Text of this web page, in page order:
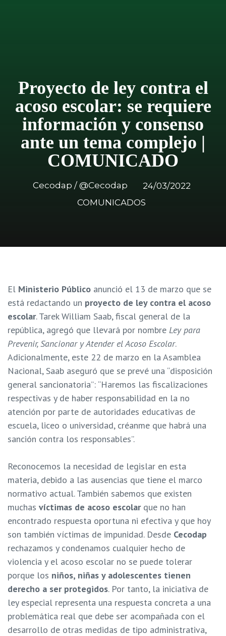
Proyecto de ley contra el
acoso escolar: se requiere
información y consenso
ante un tema complejo |
COMUNICADO
Cecodap / @Cecodap
24/03/2022
COMUNICADOS
El Ministerio Público anunció el 13 de marzo que se
está redactando un proyecto de ley contra el acoso
escolar. Tarek William Saab, fiscal general de la
república, agregó que llevará por nombre Ley para
Prevenir, Sancionar y Atender el Acoso Escolar.
Adicionalmente, este 22 de marzo en la Asamblea
Nacional, Saab aseguró que se prevé una “disposición
general sancionatoria”: “Haremos las fiscalizaciones
respectivas y de haber responsabilidad en la no
atención por parte de autoridades educativas de
escuela, liceo o universidad, créanme que habrá una
sanción contra los responsables”.
Reconocemos la necesidad de legislar en esta
materia, debido a las ausencias que tiene el marco
normativo actual. También sabemos que existen
muchas víctimas de acoso escolarque no han
encontrado respuesta oportuna ni efectiva y que hoy
son también víctimas de impunidad. Desde Cecodap
rechazamos y condenamos cualquier hecho de
violencia y el acoso escolar no se puede tolerar
porque los niños, niñas y adolescentes tienen
derecho a ser protegidos. Por tanto, la iniciativa de
ley especial representa una respuesta concreta a una
problemática real que debe ser acompañada con el
desarrollo de otras medidas de tipo administrativa,